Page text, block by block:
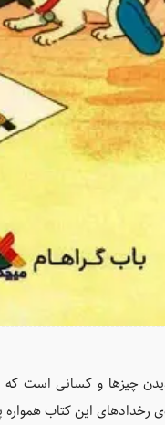
چیزها و کسانی است که
رخدادهای این کتاب همواره